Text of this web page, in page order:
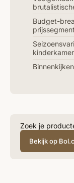
Budget-
prijssegment
kinderkamer
Binnenkijken
Zoek je
Bekijk op